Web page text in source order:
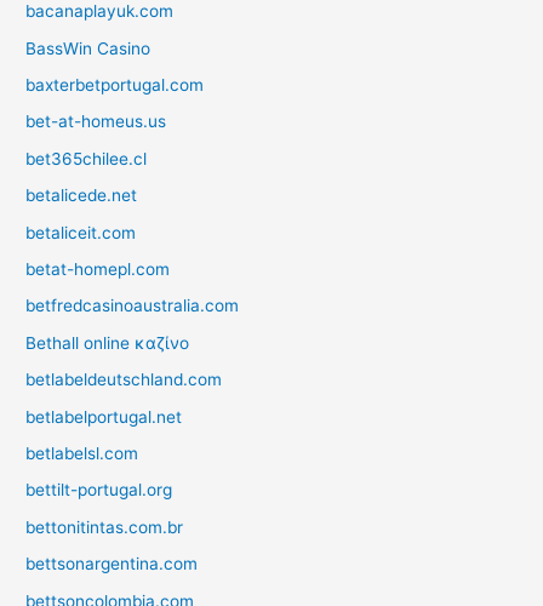
bacanaplayuk.com
BassWin Casino
baxterbetportugal.com
bet-at-homeus.us
bet365chilee.cl
betalicede.net
betaliceit.com
betat-homepl.com
betfredcasinoaustralia.com
Bethall online καζίνο
betlabeldeutschland.com
betlabelportugal.net
betlabelsl.com
bettilt-portugal.org
bettonitintas.com.br
bettsonargentina.com
bettsoncolombia.com